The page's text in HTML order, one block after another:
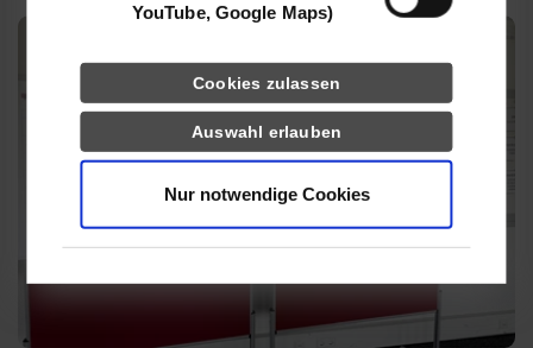
YouTube, Google Maps)
Cookies zulassen
Auswahl erlauben
Nur notwendige Cookies